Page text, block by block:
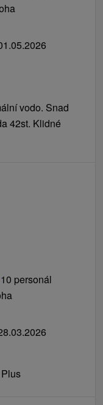
vodo. Snad
42st. Klidné
10 personál